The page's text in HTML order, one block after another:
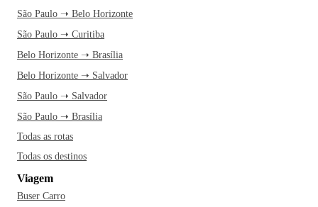
São Paulo ➝ Belo Horizonte
São Paulo ➝ Curitiba
Belo Horizonte ➝ Brasília
Belo Horizonte ➝ Salvador
São Paulo ➝ Salvador
São Paulo ➝ Brasília
Todas as rotas
Todas os destinos
Viagem
Buser Carro